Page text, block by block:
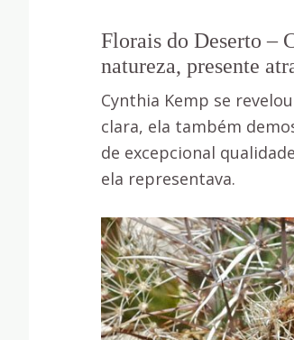
Florais do Deserto –
natureza, presente
Cynthia Kemp se
clara, ela também
de excepcional
ela representava.